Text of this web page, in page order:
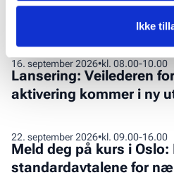
Ikke
11.august 2026•
Arendalsuka
16. september 2026•kl. 08.00-10.00
Lansering: Veilederen
aktivering kommer i ny
Lansering:
Veilederen
for
og
aktivering
kommer
22. september 2026•kl. 09.00-16.00
Meld deg på kurs i
standardavtalene for
Meld
deg
på